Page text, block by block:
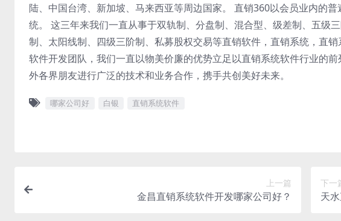
陆、中国台湾、新加坡、马来西亚等周边国家。 直销360以会员业内的
统。 这三年来我们一直从事于双轨制、分盘制、混合型、级差制、五级
制、太阳线制、四级三阶制、私募股权交易等直销软件，直销系统，直
软件开发团队，我们一直以物美价廉的优势立足以直销系统软件行业的
外各界朋友进行广泛的技术和业务合作，携手共创美好未来。
哪家公司好 白银 直销系统软件
上一篇
金昌直销系统软件开发哪家公司好？
下一
天